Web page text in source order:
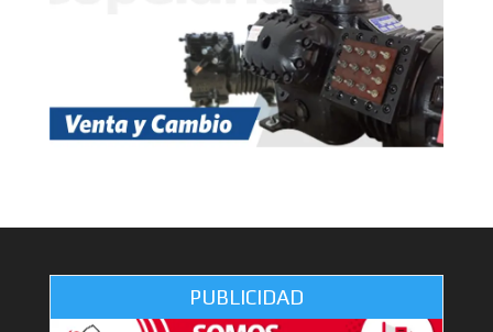
PUBLICIDAD